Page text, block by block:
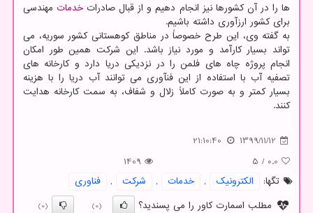
ها را در آن کشورها نیز انجام دهیم و از قبال صادرات خدمات مهندسی
برای کشور ارزآوری داشته باشیم.
به گفته وی، این طرح خصوصاً در مناطق کوهستانی کشور سوریه، می
تواند بسیار کارآمد و مورد نیاز باشد. این شرکت همین طور امکان
انجام پروژه چاه های فلمن را در نزدیکی دریا دارد و کارخانه های
تصفیه آب با استفاده از این فنآوری می توانند آب دریا را با هزینه
بسیار کمتر و به صورت کاملاً زلال و شفاف، به سمت کارخانه هدایت
کنند.
1399/11/12
21:10:40
0.0
/
5
1409
تگها:
الكترونیك , خدمات , شركت ,
فناوری
مطلب اسمارت کاور را می پسندید؟
(0)
(0)